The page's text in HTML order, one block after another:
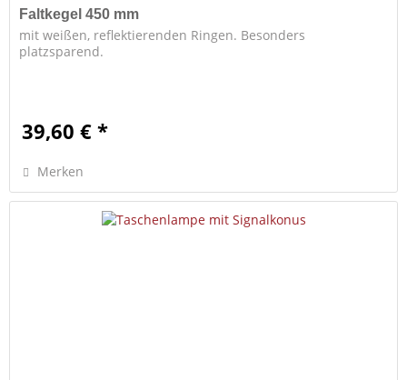
Faltkegel 450 mm
mit weißen, reflektierenden Ringen. Besonders
platzsparend.
39,60 € *
Merken